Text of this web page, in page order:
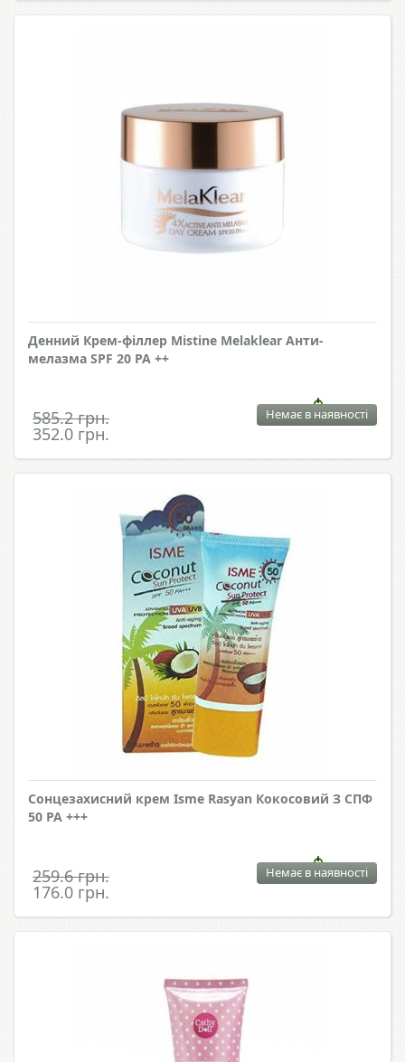
Денний Крем-філлер Mistine Melaklear Анти-
мелазма SPF 20 PA ++
585.2 грн.
352.0 грн.
Немає в наявності
Сонцезахисний крем Isme Rasyan Кокосовий З СПФ
50 PA +++
259.6 грн.
176.0 грн.
Немає в наявності